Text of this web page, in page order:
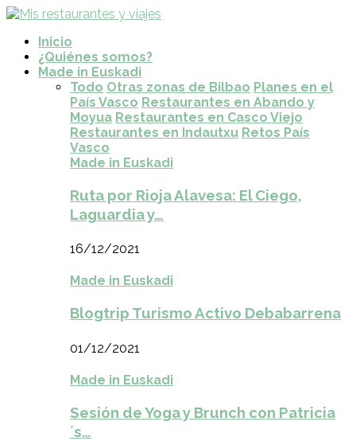
Inicio
¿Quiénes somos?
Made in Euskadi
Todo Otras zonas de Bilbao Planes en el
País Vasco Restaurantes en Abando y
Moyua Restaurantes en Casco Viejo
Restaurantes en Indautxu Retos País
Vasco
Made in Euskadi
Ruta por Rioja Alavesa: El Ciego,
Laguardia y…
16/12/2021
Made in Euskadi
Blogtrip Turismo Activo Debabarrena
01/12/2021
Made in Euskadi
Sesión de Yoga y Brunch con Patricia
´s…